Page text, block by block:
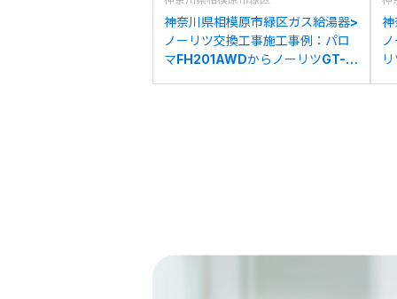
神奈川県相模原市緑区ガス給湯器>
ノーリツ交換工事施工事例：パロ
マFH201AWDからノーリツGT-
神